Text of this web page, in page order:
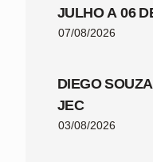
JULHO A 06
07/08/2026
DIEGO
JEC
03/08/2026